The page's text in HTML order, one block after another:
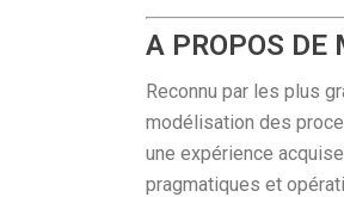
A PROPOS DE
Reconnu par les plus
modélisation des
une expérience
pragmatiques et